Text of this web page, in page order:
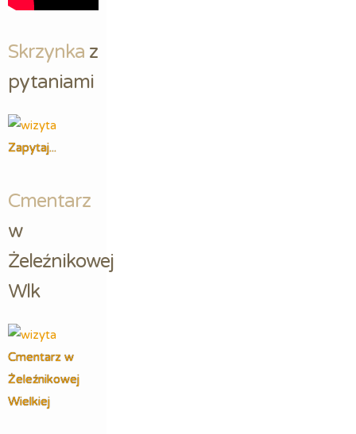
Skrzynka z
pytaniami
Zapytaj...
Cmentarz
w
Żeleźnikowej
Wlk
Cmentarz w
Żeleźnikowej
Wielkiej